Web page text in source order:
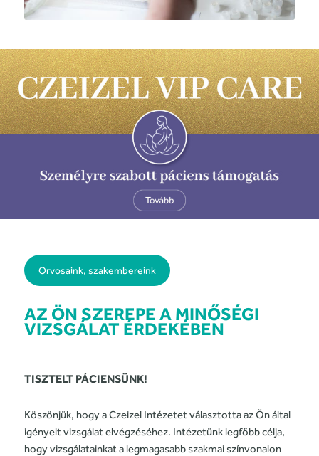
Orvosaink, szakembereink
AZ ÖN SZEREPE A MINŐSÉGI
VIZSGÁLAT ÉRDEKÉBEN
TISZTELT PÁCIENSÜNK!
Köszönjük, hogy a Czeizel Intézetet választotta az Ön által
igényelt vizsgálat elvégzéséhez. Intézetünk legfőbb célja,
hogy vizsgálatainkat a legmagasabb szakmai színvonalon